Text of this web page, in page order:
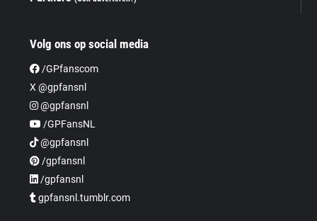
Volg ons op social media
/GPfanscom
X @gpfansnl
@gpfansnl
/GPFansNL
@gpfansnl
/gpfansnl
/gpfansnl
gpfansnl.tumblr.com